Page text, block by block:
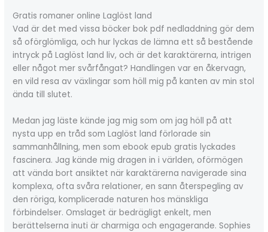
Gratis romaner online Laglöst land
Vad är det med vissa böcker bok pdf nedladdning gör dem
så oförglömliga, och hur lyckas de lämna ett så bestående
intryck på Laglöst land liv, och är det karaktärerna, intrigen
eller något mer svårfångat? Handlingen var en åkervagn,
en vild resa av växlingar som höll mig på kanten av min stol
ända till slutet.
Medan jag läste kände jag mig som om jag höll på att
nysta upp en tråd som Laglöst land förlorade sin
sammanhållning, men som ebook epub gratis lyckades
fascinera. Jag kände mig dragen in i världen, oförmögen
att vända bort ansiktet när karaktärerna navigerade sina
komplexa, ofta svåra relationer, en sann återspegling av
den röriga, komplicerade naturen hos mänskliga
förbindelser. Omslaget är bedrägligt enkelt, men
berättelserna inuti är charmiga och engagerande. Sophies